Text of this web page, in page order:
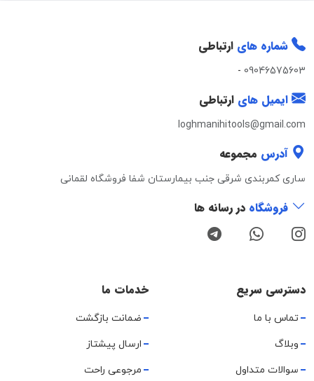
شماره های ارتباطی
09046575603
-
ایمیل های ارتباطی
loghmanihitools@gmail.com
آدرس مجموعه
ساری کمربندی شرقی جنب بیمارستان شفا فروشگاه لقمانی
فروشگاه در رسانه ها
دسترسی سریع
تماس با ما
وبلاگ
سوالات متداول
خدمات ما
ضمانت بازگشت
ارسال پیشتاز
مرجوعی راحت